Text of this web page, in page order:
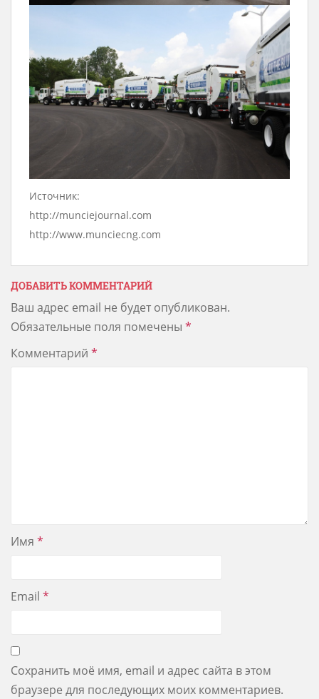
Источник:
http://munciejournal.com
http://www.munciecng.com
ДОБАВИТЬ КОММЕНТАРИЙ
Ваш адрес email не будет опубликован.
Обязательные поля помечены *
Комментарий *
Имя *
Email *
Сохранить моё имя, email и адрес сайта в этом
браузере для последующих моих комментариев.